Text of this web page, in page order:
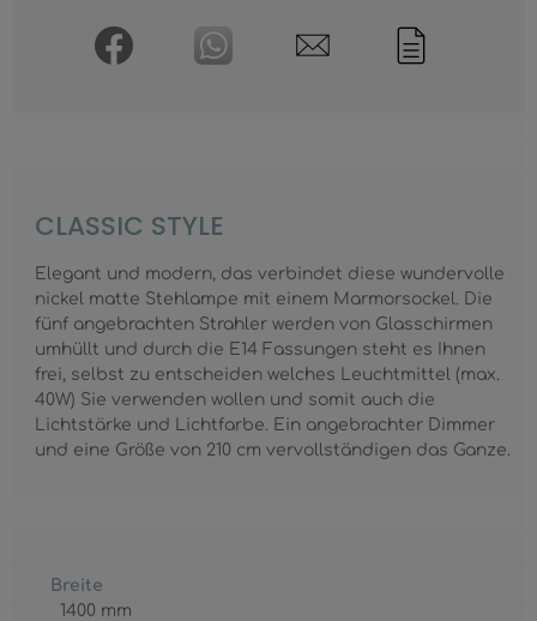
CLASSIC STYLE
Elegant und modern, das verbindet diese wundervolle
nickel matte Stehlampe mit einem Marmorsockel. Die
fünf angebrachten Strahler werden von Glasschirmen
umhüllt und durch die E14 Fassungen steht es Ihnen
frei, selbst zu entscheiden welches Leuchtmittel (max.
40W) Sie verwenden wollen und somit auch die
Lichtstärke und Lichtfarbe. Ein angebrachter Dimmer
und eine Größe von 210 cm vervollständigen das Ganze.
Breite
1400 mm